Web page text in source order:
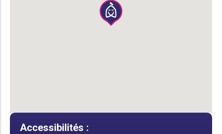
Accessibilités :